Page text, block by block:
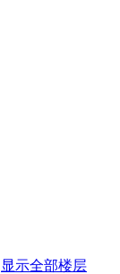
显示全部楼层